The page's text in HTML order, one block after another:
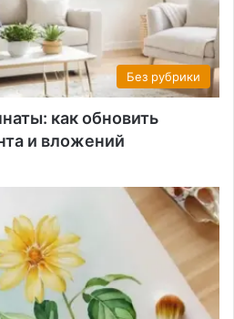
Без рубрики
как обновить
и вложений